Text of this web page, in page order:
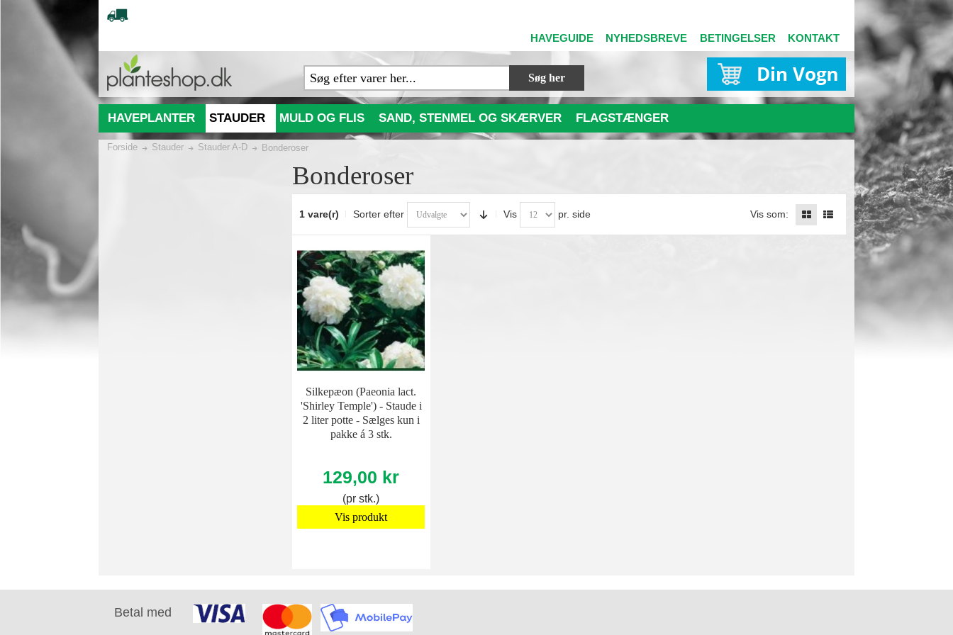
HAVEGUIDE NYHEDSBREVE BETINGELSER KONTAKT
Søg her
HAVEPLANTER STAUDER MULD OG FLIS SAND, STENMEL OG SKÆRVER FLAGSTÆNGER
Forside Stauder Stauder A-D Bonderoser
Bonderoser
1 vare(r) Sorter efter Vis pr. side Vis som:
Silkepæon (Paeonia lact.
'Shirley Temple') - Staude i
2 liter potte - Sælges kun i
pakke á 3 stk.
129,00 kr
(pr stk.)
Vis produkt
Betal med